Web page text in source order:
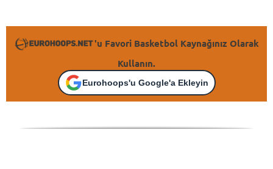
'u Favori Basketbol Kaynağınız Olarak
Kullanın.
Eurohoops'u Google'a Ekleyin